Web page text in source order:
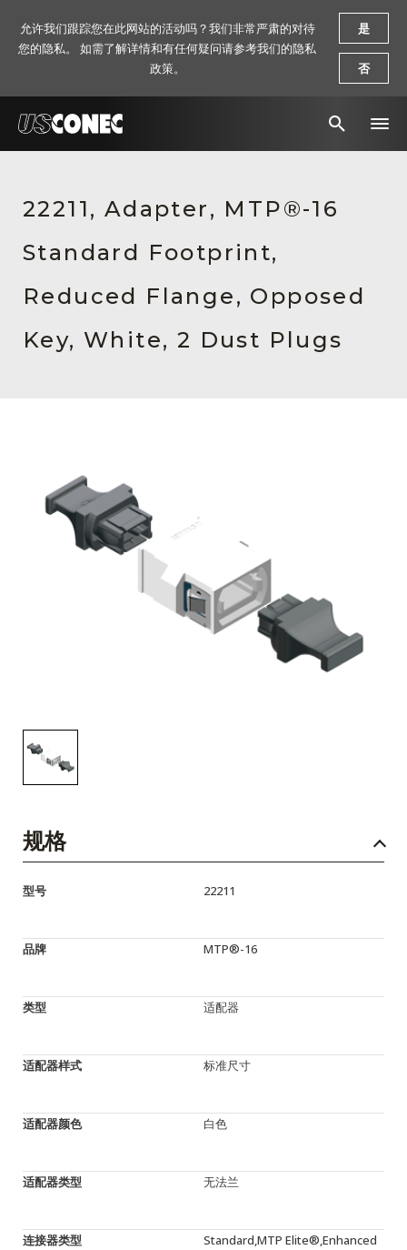
解决方案
产品
资源
关于我们
合作伙伴
工作机会
22211, Adapter, MTP®-16
Standard Footprint,
Reduced Flange, Opposed
Key, White, 2 Dust Plugs
规格
型号 22211
品牌 MTP®-16
类型 适配器
适配器样式 标准尺寸
适配器颜色 白色
适配器类型 无法兰
连接器类型 Standard,MTP Elite®,Enhanced
允许我们跟踪您在此网站的活动吗？我们非常严肃的对待
您的隐私。 如需了解详情和有任何疑问请参考我们的隐私
政策。
是
否